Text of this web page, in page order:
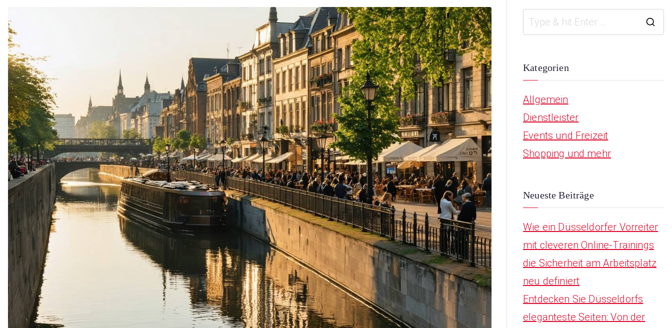
r
Kategorien
Allgemein
Dienstleister
Events und Freizeit
Shopping und mehr
Neueste Beiträge
Wie ein Düsseldorfer Vorreiter
mit cleveren Online-Trainings
die Sicherheit am Arbeitsplatz
neu definiert
Entdecken Sie Düsseldorfs
eleganteste Seiten: Von der